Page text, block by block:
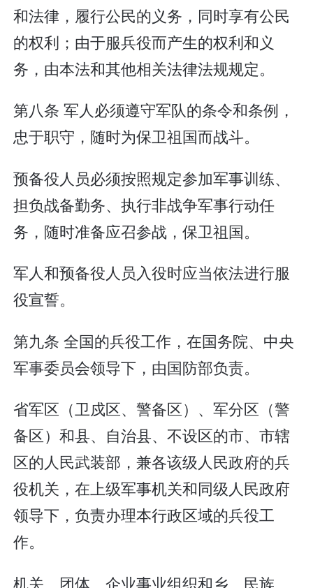
和法律，履行公民的义务，同时享有公民
的权利；由于服兵役而产生的权利和义
务，由本法和其他相关法律法规规定。
第八条 军人必须遵守军队的条令和条例，
忠于职守，随时为保卫祖国而战斗。
预备役人员必须按照规定参加军事训练、
担负战备勤务、执行非战争军事行动任
务，随时准备应召参战，保卫祖国。
军人和预备役人员入役时应当依法进行服
役宣誓。
第九条 全国的兵役工作，在国务院、中央
军事委员会领导下，由国防部负责。
省军区（卫戍区、警备区）、军分区（警
备区）和县、自治县、不设区的市、市辖
区的人民武装部，兼各该级人民政府的兵
役机关，在上级军事机关和同级人民政府
领导下，负责办理本行政区域的兵役工
作。
机关、团体、企业事业组织和乡、民族